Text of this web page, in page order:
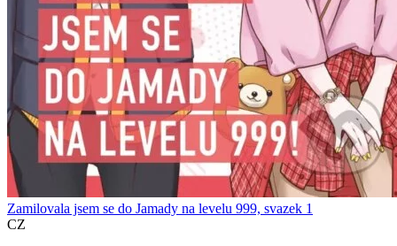
Zamilovala jsem se do Jamady na levelu 999, svazek 1
CZ